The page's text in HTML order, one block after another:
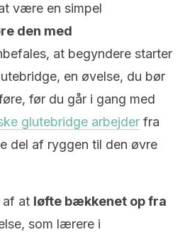
være en simpel
den med
at begyndere starter
en øvelse, du bør
før du går i gang med
glutebridge arbejder fra
del af ryggen til den øvre
af at løfte bækkenet op fra
som lærere i